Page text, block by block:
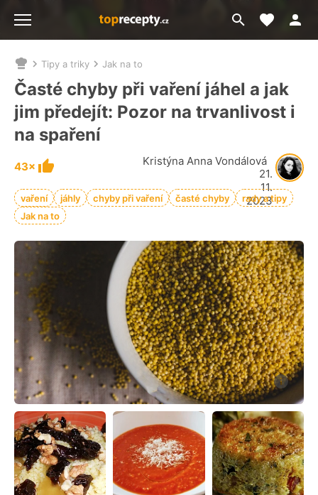
Přejít
na
Moje
Nacházíte
se
zde:
Tipy a triky Jak na to
Časté chyby při vaření jáhel a jak
jim předejít: Pozor na trvanlivost i
na spaření
43×
Kristýna Anna Vondálová
21.
11.
2023
vaření jáhly chyby při vaření časté chyby
rady a tipy
Jak na to